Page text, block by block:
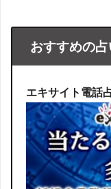
おすすめの
エキサイト電話